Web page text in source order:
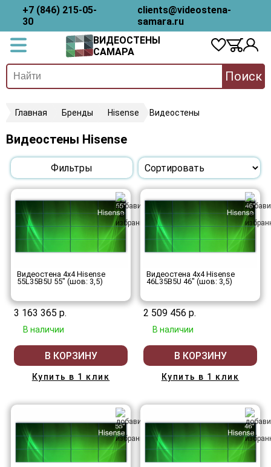
+7 (846) 215-05-
30
clients@videostena-
samara.ru
ВИДЕОСТЕНЫ
САМАРА
Поиск
Главная Бренды Hisense Видеостены
Видеостены Hisense
Фильтры
Видеостена 4x4 Hisense
55L35B5U 55" (шов: 3,5)
3 163 365 р.
В наличии
В КОРЗИНУ
Купить в 1 клик
Видеостена 4x4 Hisense
46L35B5U 46" (шов: 3,5)
2 509 456 р.
В наличии
В КОРЗИНУ
Купить в 1 клик